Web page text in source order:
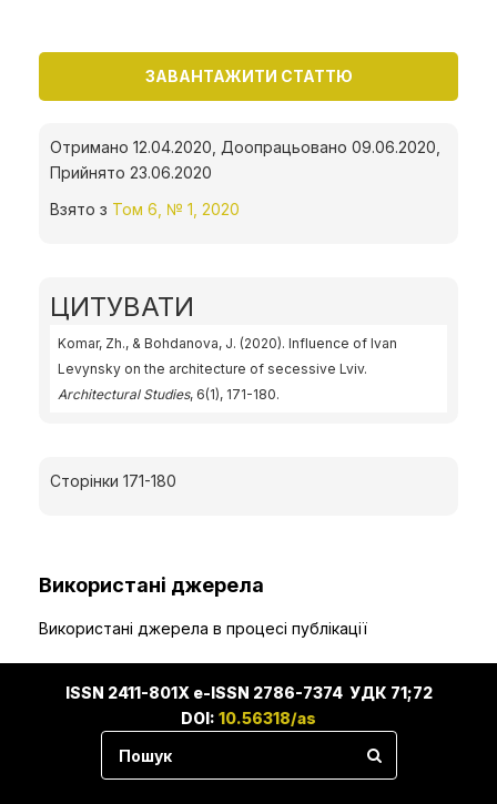
ЗАВАНТАЖИТИ СТАТТЮ
Отримано 12.04.2020, Доопрацьовано 09.06.2020,
Прийнято 23.06.2020
Взято з Том 6, № 1, 2020
ЦИТУВАТИ
Komar, Zh., & Bohdanova, J. (2020). Influence of Ivan
Levynsky on the architecture of secessive Lviv.
Architectural Studies, 6(1), 171-180.
Сторінки 171-180
Використані джерела
Використані джерела в процесі публікації
ISSN 2411-801X e-ISSN 2786-7374 УДК 71;72
DOI: 10.56318/as